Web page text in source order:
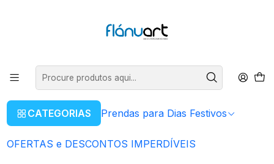
CATEGORIAS Prendas para Dias Festivos
OFERTAS e DESCONTOS IMPERDÍVEIS
Prendas para Dias Festivos